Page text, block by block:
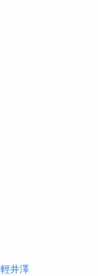
井澤